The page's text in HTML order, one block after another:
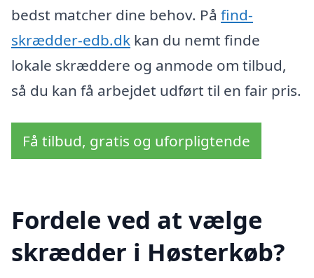
bedst matcher dine behov. På find-
skrædder-edb.dk kan du nemt finde
lokale skræddere og anmode om tilbud,
så du kan få arbejdet udført til en fair pris.
Få tilbud, gratis og uforpligtende
Fordele ved at vælge
skrædder i Høsterkøb?